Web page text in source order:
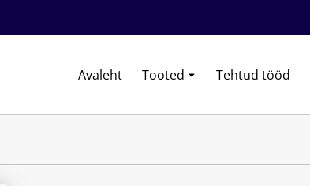
Avaleht Tooted Tehtud tööd